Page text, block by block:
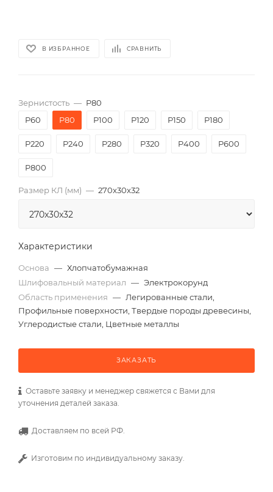
В ИЗБРАННОЕ СРАВНИТЬ
Зернистость — P80
P60
P80 P100 P120 P150 P180
P220 P240 P280 P320 P400 P600
P800
Размер КЛ (мм) — 270x30x32
Характеристики
Основа — Хлопчатобумажная
Шлифовальный материал — Электрокорунд
Область применения — Легированные стали,
Профильные поверхности, Твердые породы древесины,
Углеродистые стали, Цветные металлы
ЗАКАЗАТЬ
Оставьте заявку и менеджер свяжется с Вами для
уточнения деталей заказа.
Доставляем по всей РФ.
Изготовим по индивидуальному заказу.